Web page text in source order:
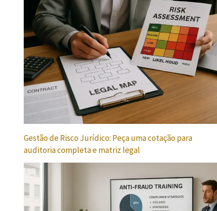
Gestão de Risco Jurídico: Peça uma cotação para
auditoria completa e matriz legal